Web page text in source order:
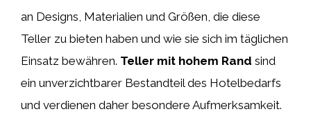
an Designs, Materialien und Größen, die diese
Teller zu bieten haben und wie sie sich im täglichen
Einsatz bewähren. Teller mit hohem Rand sind
ein unverzichtbarer Bestandteil des Hotelbedarfs
und verdienen daher besondere Aufmerksamkeit.